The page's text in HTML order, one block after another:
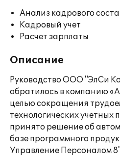
Анализ кадрового
Кадровый учет
Расчет зарплаты
Описание
Руководство ООО "ЭлСи
обратилось в компанию
целью сокращения
технологических учетных
принято решение об
базе программного
Управление Персоналом